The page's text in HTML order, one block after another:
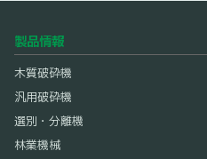
製品情報
木質破砕機
汎用破砕機
選別・分離機
林業機械